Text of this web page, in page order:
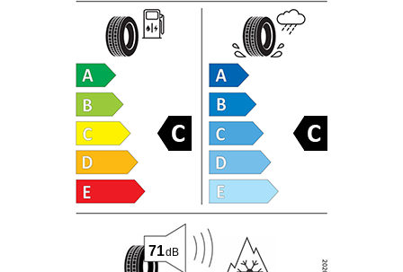
71dB